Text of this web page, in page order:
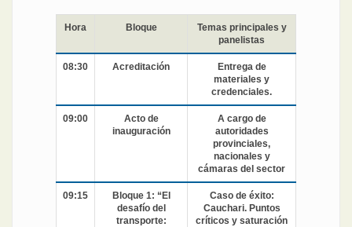
Hora Bloque
Temas principales y
panelistas
08:30 Acreditación
Entrega de
materiales y
credenciales.
09:00
Acto de
inauguración
A cargo de
autoridades
provinciales,
nacionales y
cámaras del sector
09:15
Bloque 1: “El
desafío del
transporte:
Caso de éxito:
Cauchari. Puntos
críticos y saturación